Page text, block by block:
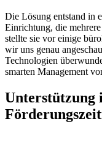
Die Lösung entstand in
Einrichtung, die
stellte sie vor einige
wir uns genau
Technologien
smarten Management
Unterstützung